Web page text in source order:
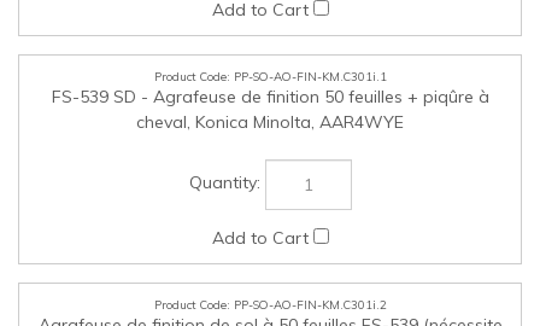
PP-SO-AO-FIN-KM.C301i.2
Agrafeuse de finition de sol à 50 feuilles FS-539 (nécessite
RU-513) (pour modèle C301i), Konica Minolta, AAR4WY3
PP-SO-AO-FIN-KM.C301i.3
Finisseur d’agrafage FS-542, Konica Minolta, ADDCWY1